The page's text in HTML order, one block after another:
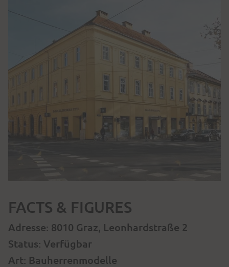
FACTS & FIGURES
Adresse: 8010 Graz, Leonhardstraße 2
Status: Verfügbar
Art: Bauherrenmodelle